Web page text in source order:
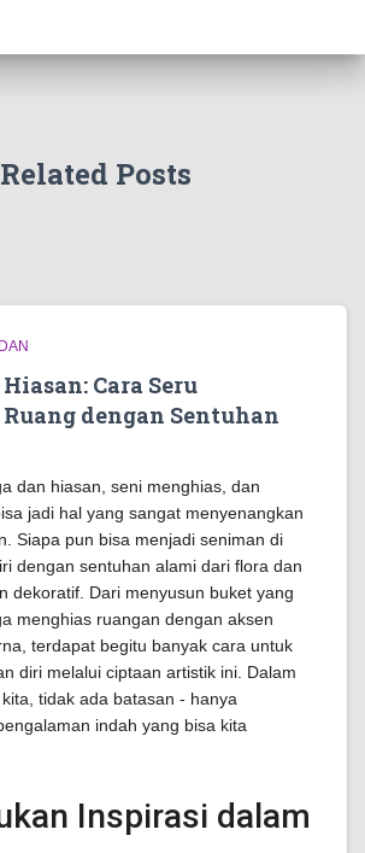
Related Posts
Cara Seru
dengan Sentuhan
dan hiasan, seni menghias, dan
jadi hal yang sangat menyenangkan
Siapa pun bisa menjadi seniman di
dengan sentuhan alami dari flora dan
dekoratif. Dari menyusun buket yang
menghias ruangan dengan aksen
terdapat begitu banyak cara untuk
diri melalui ciptaan artistik ini. Dalam
tidak ada batasan - hanya
indah yang bisa kita
Inspirasi dalam